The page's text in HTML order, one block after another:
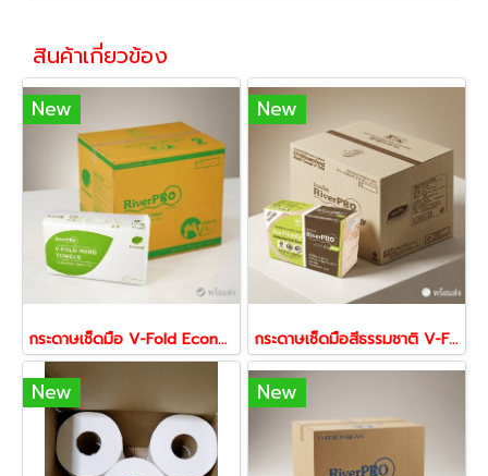
สินค้าเกี่ยวข้อง
New
กระดาษเช็ดมือ V-Fold Economy 2 ชั้น 250 แผ่น x 24 แพ็ค | ซึมซับดี ประหยัด เหมาะสำหรับร้านอาหาร โรงแรม และสำนักงาน
New
กระดาษเช็ดมือสีธรรมชาติ V-Fold 2 ชั้น | กระดาษเช็ดมือแบบแผ่น ซึมซับดี สำหรับร้านอาหาร โรงแรม โรงงาน
New New